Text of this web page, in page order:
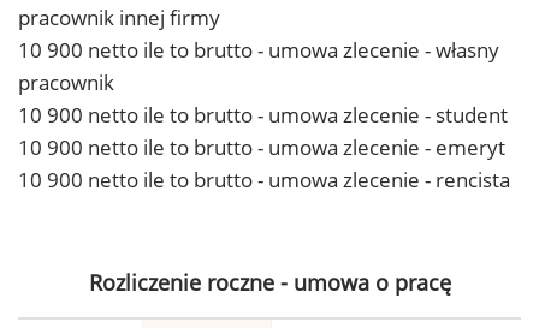
pracownik innej firmy
10 900 netto ile to brutto - umowa zlecenie - własny
pracownik
10 900 netto ile to brutto - umowa zlecenie - student
10 900 netto ile to brutto - umowa zlecenie - emeryt
10 900 netto ile to brutto - umowa zlecenie - rencista
Rozliczenie roczne - umowa o pracę